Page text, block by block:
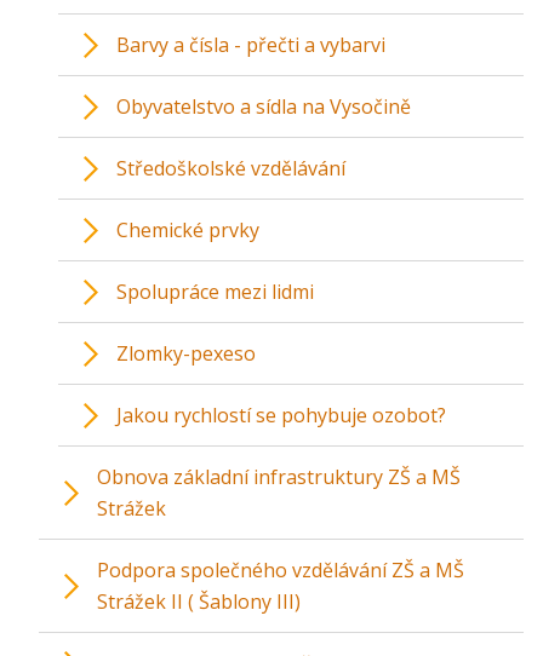
Barvy a čísla - přečti a vybarvi
Obyvatelstvo a sídla na Vysočině
Středoškolské vzdělávání
Chemické prvky
Spolupráce mezi lidmi
Zlomky-pexeso
Jakou rychlostí se pohybuje ozobot?
Obnova základní infrastruktury ZŠ a MŠ
Strážek
Podpora společného vzdělávání ZŠ a MŠ
Strážek II ( Šablony III)